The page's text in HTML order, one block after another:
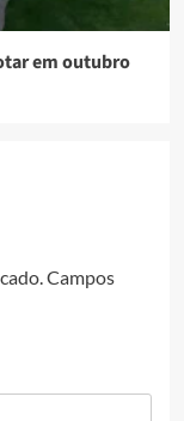
em outubro
Campos